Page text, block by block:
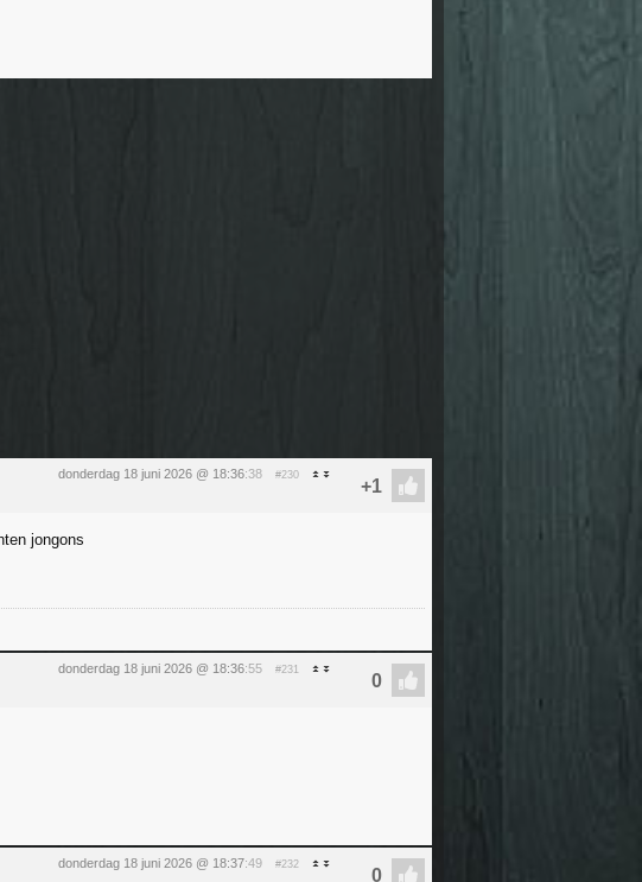
donderdag 18 juni 2026 @ 18:36:38 #230
jongons
donderdag 18 juni 2026 @ 18:36:55 #231
donderdag 18 juni 2026 @ 18:37:49 #232